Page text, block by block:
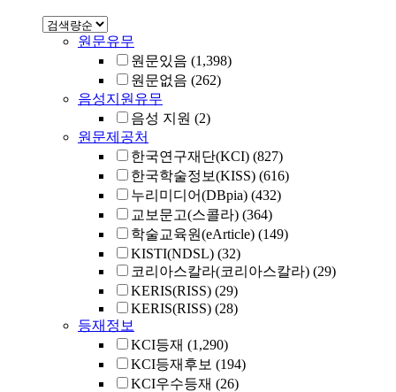
원문유무
원문있음 (1,398)
원문없음 (262)
음성지원유무
음성 지원 (2)
원문제공처
한국연구재단(KCI) (827)
한국학술정보(KISS) (616)
누리미디어(DBpia) (432)
교보문고(스콜라) (364)
학술교육원(eArticle) (149)
KISTI(NDSL) (32)
코리아스칼라(코리아스칼라) (29)
KERIS(RISS) (29)
KERIS(RISS) (28)
등재정보
KCI등재 (1,290)
KCI등재후보 (194)
KCI우수등재 (26)